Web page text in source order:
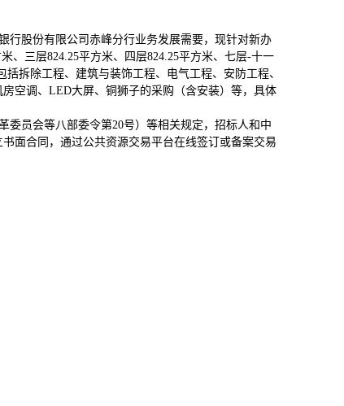
行股份有限公司赤峰分行业务发展需要，现针对新办
、三层824.25平方米、四层824.25平方米、七层-十一
拆除工程、建筑与装饰工程、电气工程、安防工程、
空调、LED大屏、铜狮子的采购（含安装）等，具体
委员会等八部委令第20号）等相关规定，招标人和中
面合同，通过公共资源交易平台在线签订或备案交易